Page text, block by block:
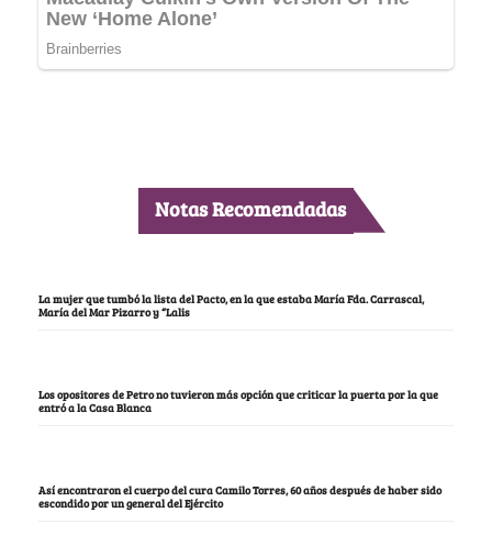
Notas Recomendadas
La mujer que tumbó la lista del Pacto, en la que estaba María Fda. Carrascal,
María del Mar Pizarro y “Lalis
Los opositores de Petro no tuvieron más opción que criticar la puerta por la que
entró a la Casa Blanca
Así encontraron el cuerpo del cura Camilo Torres, 60 años después de haber sido
escondido por un general del Ejército